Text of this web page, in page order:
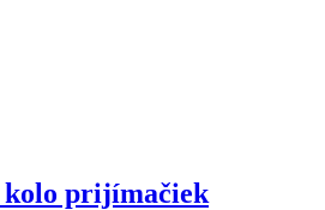
kolo prijímačiek